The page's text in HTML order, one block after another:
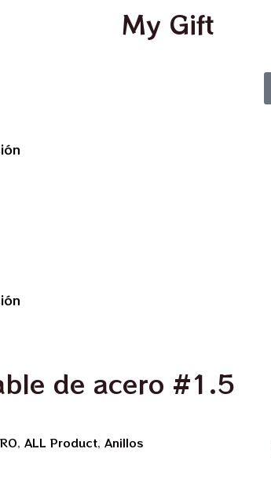
My Gift
de acero #1.5
, ALL Product, Anillos